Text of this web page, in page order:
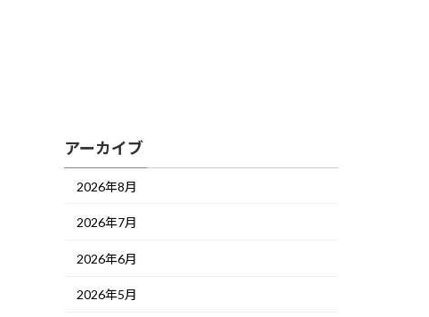
アーカイブ
2026年8月
2026年7月
2026年6月
2026年5月